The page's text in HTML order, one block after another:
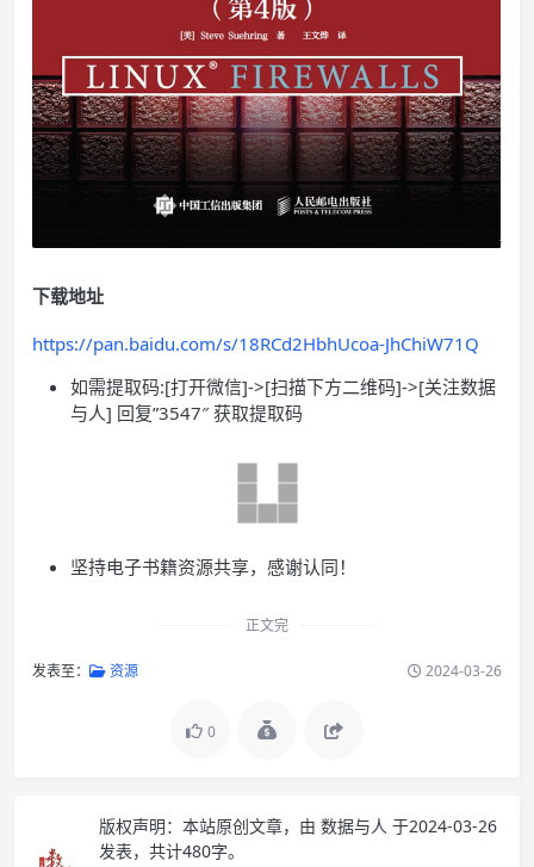
下载地址
https://pan.baidu.com/s/18RCd2HbhUcoa-JhChiW71Q
如需提取码:[打开微信]->[扫描下方二维码]->[关注数据
与人] 回复”3547″ 获取提取码
坚持电子书籍资源共享，感谢认同！
正文完
发表至： 资源 2024-03-26
0
版权声明： 本站原创文章，由 数据与人 于2024-03-26
发表，共计480字。